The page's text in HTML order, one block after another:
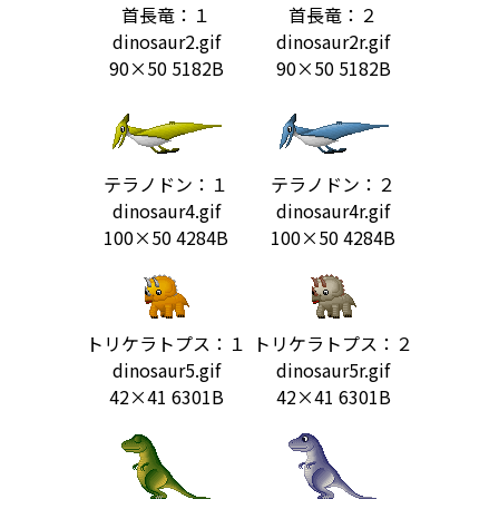
首長竜：１
dinosaur2.gif
90×50 5182B
首長竜：２
dinosaur2r.gif
90×50 5182B
テラノドン：１
dinosaur4.gif
100×50 4284B
テラノドン：２
dinosaur4r.gif
100×50 4284B
トリケラトプス：１
dinosaur5.gif
42×41 6301B
トリケラトプス：２
dinosaur5r.gif
42×41 6301B